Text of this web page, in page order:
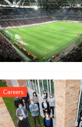
Careers